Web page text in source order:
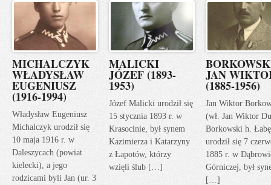
MICHALCZYK
WŁADYSŁAW
EUGENIUSZ
(1916-1994)
Władysław Eugeniusz
Michalczyk urodził się
10 maja 1916 r. w
Daleszycach (powiat
kielecki), a jego
rodzicami byli Jan (ur. 3
MALICKI
JÓZEF (1893-
1953)
Józef Malicki urodził się
15 stycznia 1893 r. w
Krasocinie, był synem
Kazimierza i Katarzyny
z Łapotów, którzy
wzięli ślub […]
JAN
(1885-1956)
Jan Wiktor
(wł. Jan Wiktor
Borkowski h.
urodził się 7
1885 r. w
Górniczej, był
[…]